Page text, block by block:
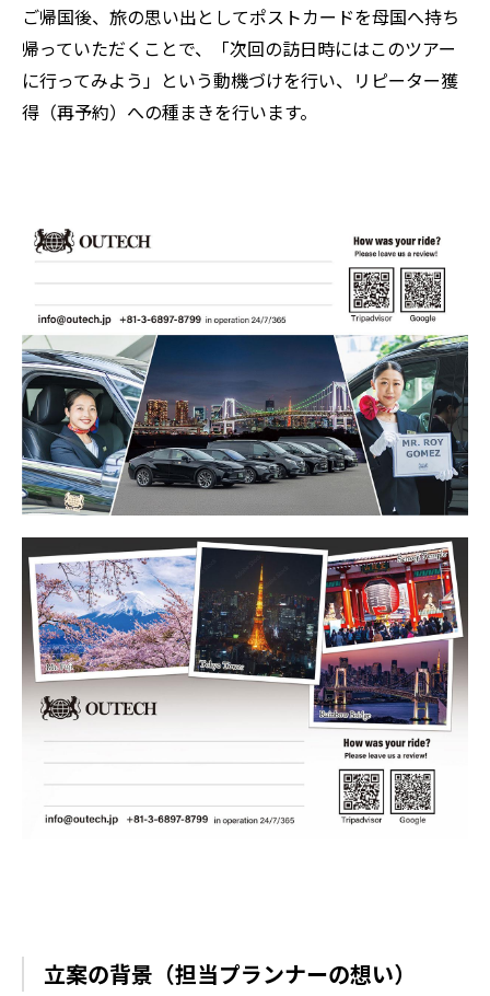
ご帰国後、旅の思い出としてポストカードを母国へ持ち
帰っていただくことで、「次回の訪日時にはこのツアー
に行ってみよう」という動機づけを行い、リピーター獲
得（再予約）への種まきを行います。
立案の背景（担当プランナーの想い）